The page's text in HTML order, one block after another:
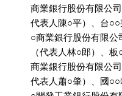
商業銀行股份有限
代表人陳○平）、
○商業銀行股份有
（代表人林○郎）
商業銀行股份有限
代表人蕭○肇）、